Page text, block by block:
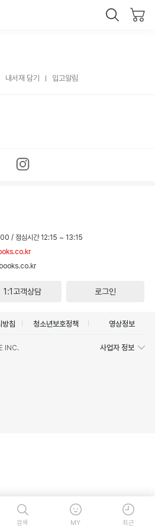
내서재 담기 입고알림
/ 점심시간 12:15 ~ 13:15
1:1고객상담 로그인
방침 청소년보호정책 영상정보
INC. 사업자 정보
검색 MY 최근